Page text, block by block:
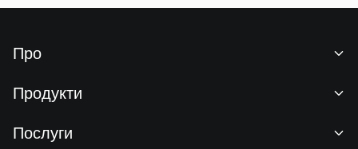
Про
Новини
Продукти
Послуги